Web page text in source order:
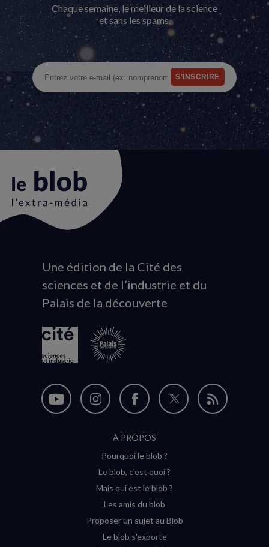
Chaque semaine, le meilleur de la science
et sans les spams.
Animation
du
logo
Une édition de la Cité des
sciences et de l’industrie et du
Palais de la découverte
Nous
Nous
Instagram
(nouvelle
Nous
sur
Facebook
(nouvelle
Nous
Flux
À PROPOS
Pourquoi le blob ?
Le blob, c'est quoi ?
Mais qui est le blob ?
Les amis du blob
Proposer un sujet au Blob
Le blob s'exporte